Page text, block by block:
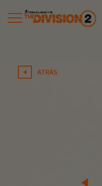
ATRÁS